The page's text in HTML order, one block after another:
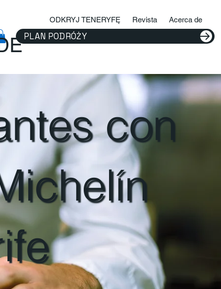
PLAN PODRÓŻY
ODKRYJ TENERYFĘ Revista Acerca de
con